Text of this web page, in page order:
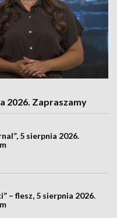
2026. Zapraszamy
5 sierpnia 2026.
– flesz, 5 sierpnia 2026.